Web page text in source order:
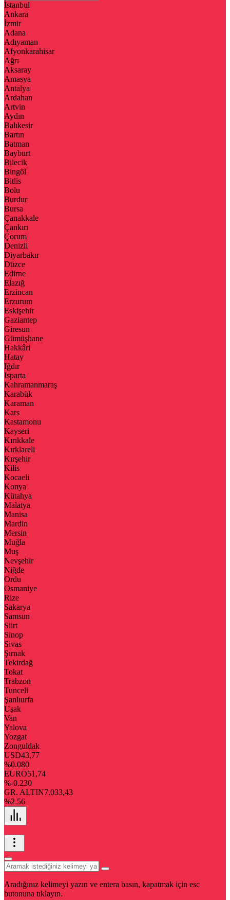
İstanbul
Ankara
İzmir
Adana
Adıyaman
Afyonkarahisar
Ağrı
Aksaray
Amasya
Antalya
Ardahan
Artvin
Aydın
Balıkesir
Bartın
Batman
Bayburt
Bilecik
Bingöl
Bitlis
Bolu
Burdur
Bursa
Çanakkale
Çankırı
Çorum
Denizli
Diyarbakır
Düzce
Edirne
Elazığ
Erzincan
Erzurum
Eskişehir
Gaziantep
Giresun
Gümüşhane
Hakkâri
Hatay
Iğdır
Isparta
Kahramanmaraş
Karabük
Karaman
Kars
Kastamonu
Kayseri
Kırıkkale
Kırklareli
Kırşehir
Kilis
Kocaeli
Konya
Kütahya
Malatya
Manisa
Mardin
Mersin
Muğla
Muş
Nevşehir
Niğde
Ordu
Osmaniye
Rize
Sakarya
Samsun
Siirt
Sinop
Sivas
Şırnak
Tekirdağ
Tokat
Trabzon
Tunceli
Şanlıurfa
Uşak
Van
Yalova
Yozgat
Zonguldak
USD43,77
%0.080
EURO51,74
%-0.230
GR. ALTIN7.033,43
%2.56
Aradığınız kelimeyi yazın ve entera basın, kapatmak için esc
butonuna tıklayın.